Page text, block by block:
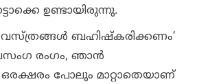
ഉണ്ടായിരുന്നു.
ബഹിഷ്കരിക്കണം’
രംഗം, ഞാൻ
പോലും മാറ്റാതെയാണ്